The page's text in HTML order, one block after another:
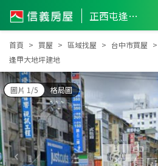
正西屯逢甲大地坪建地
首頁 買屋 區域找屋 台中市買屋
逢甲大地坪建地
圖片 1/5 格局圖